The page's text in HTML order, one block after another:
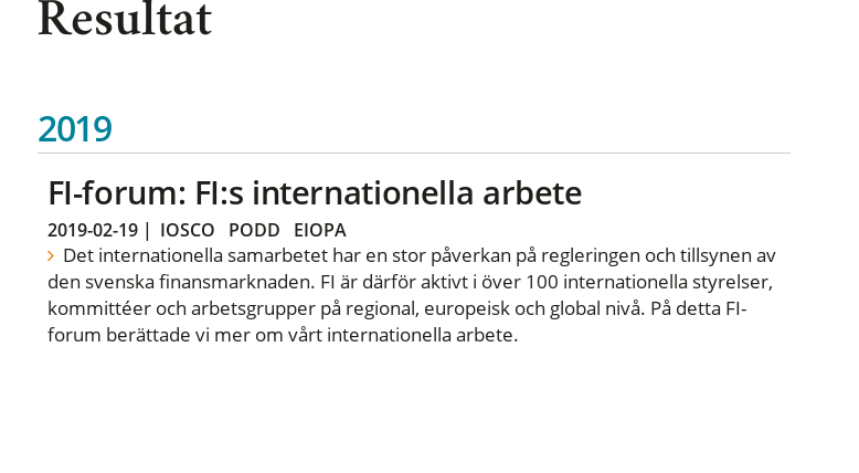
Resultat
2019
FI-forum: FI:s internationella arbete
2019-02-19| IOSCO PODD EIOPA
Det internationella samarbetet har en stor påverkan på regleringen och tillsynen av
den svenska finansmarknaden. FI är därför aktivt i över 100 internationella styrelser,
kommittéer och arbetsgrupper på regional, europeisk och global nivå. På detta FI-
forum berättade vi mer om vårt internationella arbete.